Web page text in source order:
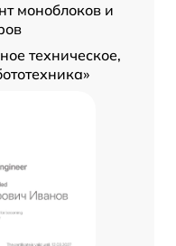
моноблоков и
техническое,